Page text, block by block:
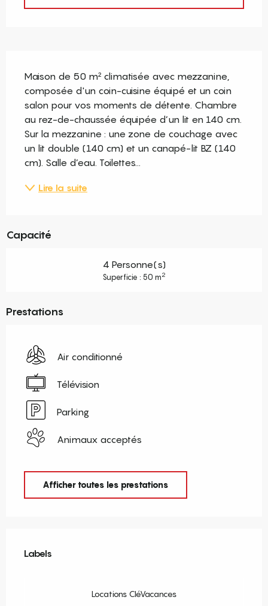
Maison de 50 m² climatisée avec mezzanine,
composée d'un coin-cuisine équipé et un coin
salon pour vos moments de détente. Chambre
au rez-de-chaussée équipée d’un lit en 140 cm.
Sur la mezzanine : une zone de couchage avec
un lit double (140 cm) et un canapé-lit BZ (140
cm). Salle d’eau. Toilettes...
Lire la suite
Capacité
4 Personne(s)
Superficie : 50 m2
Prestations
Air conditionné
Télévision
Parking
Animaux acceptés
Afficher toutes les prestations
Labels
Labels
Locations CléVacances